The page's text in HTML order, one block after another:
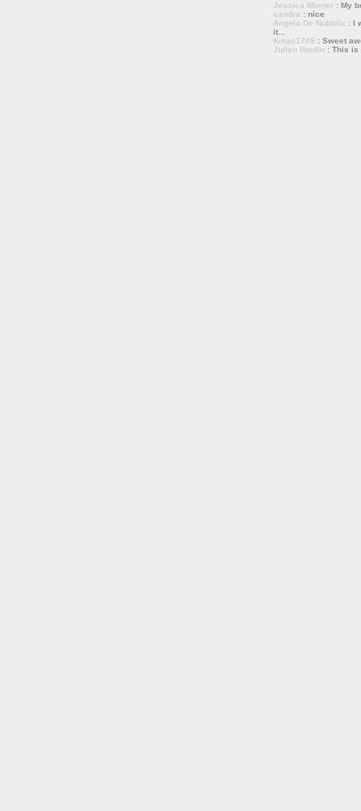
Jessica Minner : My
sandra : nice
Angelo De Nubbila : I
it...
Kmac1705 : Sweet
Julien Roulin : This is